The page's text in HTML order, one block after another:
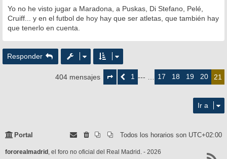
Yo no he visto jugar a Maradona, a Puskas, Di Stefano, Pelé,
Cruiff... y en el futbol de hoy hay que ser atletas, que también hay
que tenerlo en cuenta.
Responder
404 mensajes
Página
deAnterior
1 --- … 17 18 19 20 21
Ir a
Portal Todos los horarios son UTC+02:00
fororealmadrid , el foro no oficial del Real Madrid. - 2026